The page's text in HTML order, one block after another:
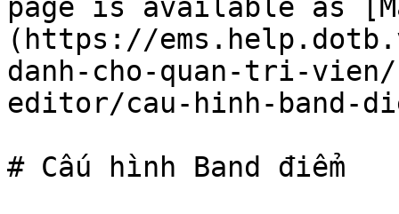
page is available as
(https://
danh-cho-quan-tri-vien/
editor/cau-hinh-band-
# Cấu hình Band điểm